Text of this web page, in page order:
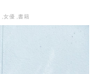
女優 書籍